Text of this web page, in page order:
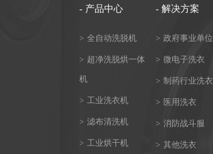
- 产品中心
> 全自动洗脱机
> 超净洗脱烘一体
机
> 工业洗衣机
> 滤布清洗机
> 工业烘干机
- 解决方案
> 政府事业单位
> 微电子洗衣
> 制药行业洗衣
> 医用洗衣
> 消防战斗服
> 其他洗衣